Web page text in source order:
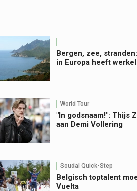
Bergen, zee,
in Europa heeft
World Tour
"In godsnaam!": Thijs
aan Demi Vollering
Soudal Quick-Step
Belgisch toptalent
Vuelta